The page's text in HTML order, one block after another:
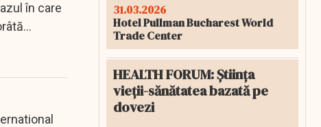
în care
31.03.2026
Hotel Pullman Bucharest World
Trade Center
HEALTH FORUM: Știința
vieții-sănătatea bazată pe
dovezi